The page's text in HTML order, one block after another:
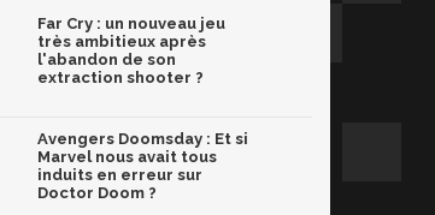
Far Cry : un nouveau jeu
très ambitieux après
l'abandon de son
extraction shooter ?
Avengers Doomsday : Et si
Marvel nous avait tous
induits en erreur sur
Doctor Doom ?